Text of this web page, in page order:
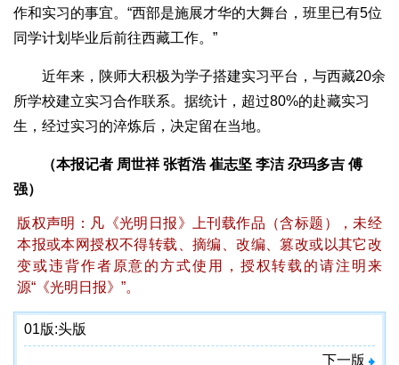
作和实习的事宜。“西部是施展才华的大舞台，班里已有5位
同学计划毕业后前往西藏工作。”
近年来，陕师大积极为学子搭建实习平台，与西藏20余
所学校建立实习合作联系。据统计，超过80%的赴藏实习
生，经过实习的淬炼后，决定留在当地。
（本报记者 周世祥 张哲浩 崔志坚 李洁 尕玛多吉 傅
强）
版权声明：凡《光明日报》上刊载作品（含标题），未经
本报或本网授权不得转载、摘编、改编、篡改或以其它改
变或违背作者原意的方式使用，授权转载的请注明来
源“《光明日报》”。
01版:头版
下一版